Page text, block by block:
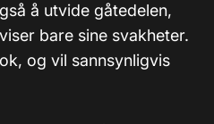
å utvide gåtedelen,
bare sine svakheter.
og vil sannsynligvis